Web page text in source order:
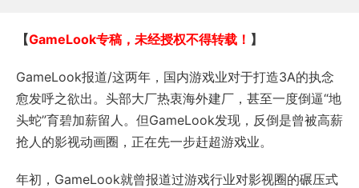
【GameLook专稿，未经授权不得转载！ 】
GameLook报道/这两年，国内游戏业对于打造3A的执念
愈发呼之欲出。头部大厂热衷海外建厂，甚至一度倒逼“地
头蛇”育碧加薪留人。但GameLook发现，反倒是曾被高薪
抢人的影视动画圈，正在先一步赶超游戏业。
年初，GameLook就曾报道过游戏行业对影视圈的碾压式